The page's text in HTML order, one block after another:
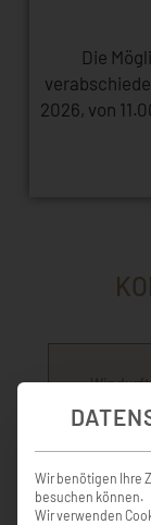
Die
2026, von
Wir
für die
Wir benötigen Ihre
besuchen können.
Wir verwenden